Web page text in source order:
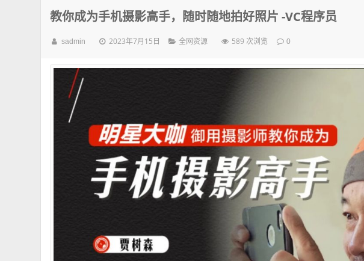
教你成为手机摄影高手，随时随地拍好照片 -VC程序员
sadmin 2023年7月15日 全网资源 589 次浏览 0